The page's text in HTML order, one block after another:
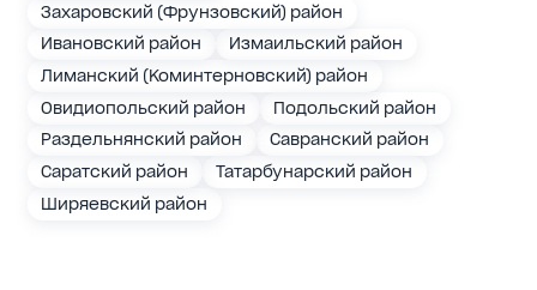
Захаровский (Фрунзовский) район
Ивановский район
Измаильский район
Лиманский (Коминтерновский) район
Овидиопольский район
Подольский район
Раздельнянский район
Савранский район
Саратский район
Татарбунарский район
Ширяевский район